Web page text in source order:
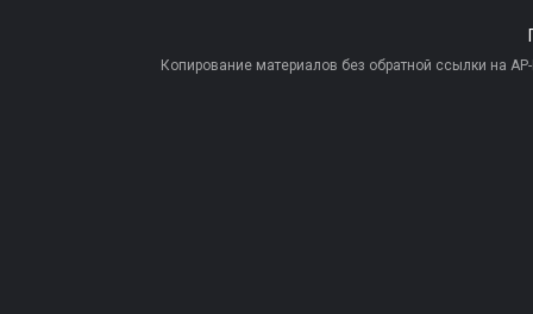
Копирование материалов без обратной ссылки на